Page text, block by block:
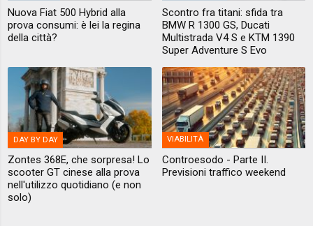
Nuova Fiat 500 Hybrid alla
prova consumi: è lei la regina
della città?
Scontro fra titani: sfida tra
BMW R 1300 GS, Ducati
Multistrada V4 S e KTM 1390
Super Adventure S Evo
DAY BY DAY
Zontes 368E, che sorpresa! Lo
scooter GT cinese alla prova
nell'utilizzo quotidiano (e non
solo)
VIABILITÀ
Controesodo - Parte II.
Previsioni traffico weekend